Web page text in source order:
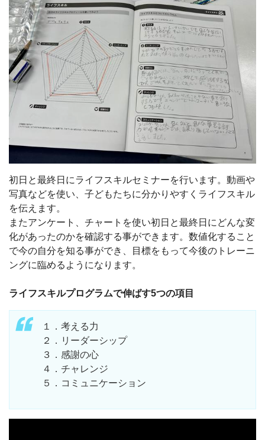
初日と最終日にライフスキルセミナーを行います。動画や
写真などを使い、子どもたちに分かりやすくライフスキル
を伝えます。
またアンケート、チャートを使い初日と最終日にどんな変
化があったのかを確認する事ができます。数値化すること
で今の自分を知る事ができ、目標をもって今後のトレーニ
ングに臨めるようになります。
ライフスキルプログラムで伸ばす5つの項目
１．考える力
２．リーダーシップ
３．感謝の心
４．チャレンジ
５．コミュニケーション